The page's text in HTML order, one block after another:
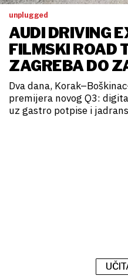
unplugged
AUDI DRIVING
FILMSKI ROAD
ZAGREBA DO
Dva dana,
premijera novog Q3:
uz gastro potpise i